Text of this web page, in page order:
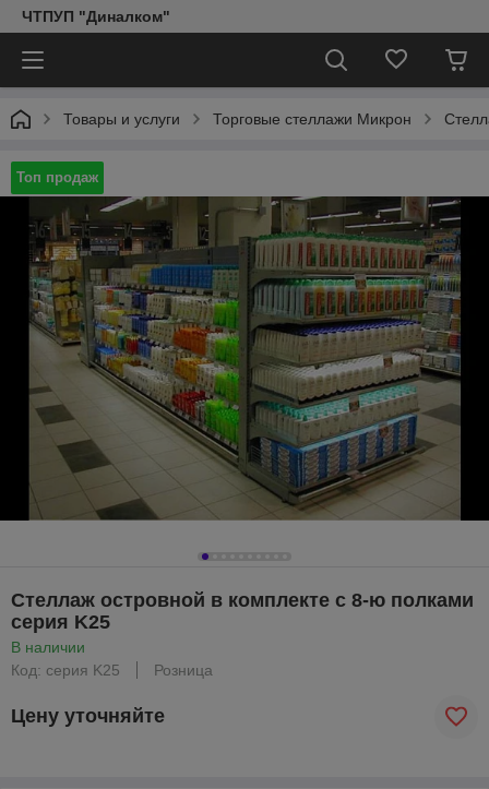
ЧТПУП "Диналком"
Товары и услуги Торговые стеллажи Микрон
Топ продаж
Стеллаж островной в комплекте с 8-ю полками
серия K25
В наличии
Код: серия K25
Розница
Цену уточняйте